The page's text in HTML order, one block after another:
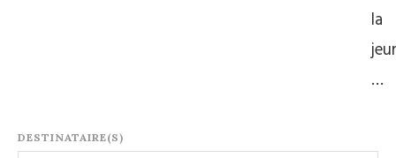
la
…
DESTINATAIRE(S)